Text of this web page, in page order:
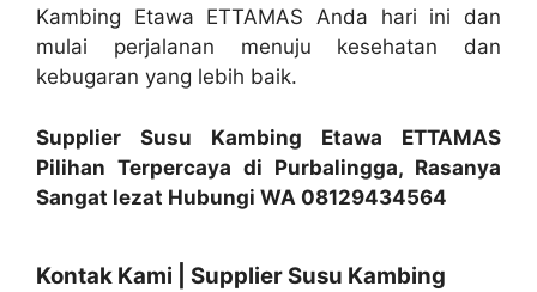
Kambing Etawa ETTAMAS Anda hari ini dan
mulai perjalanan menuju kesehatan dan
kebugaran yang lebih baik.
Supplier Susu Kambing Etawa ETTAMAS
Pilihan Terpercaya di Purbalingga, Rasanya
Sangat lezat Hubungi WA 08129434564
Kontak Kami | Supplier Susu Kambing